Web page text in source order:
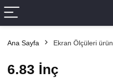
Ana Sayfa Ekran Ölçüleri ürün
6.83 İnç